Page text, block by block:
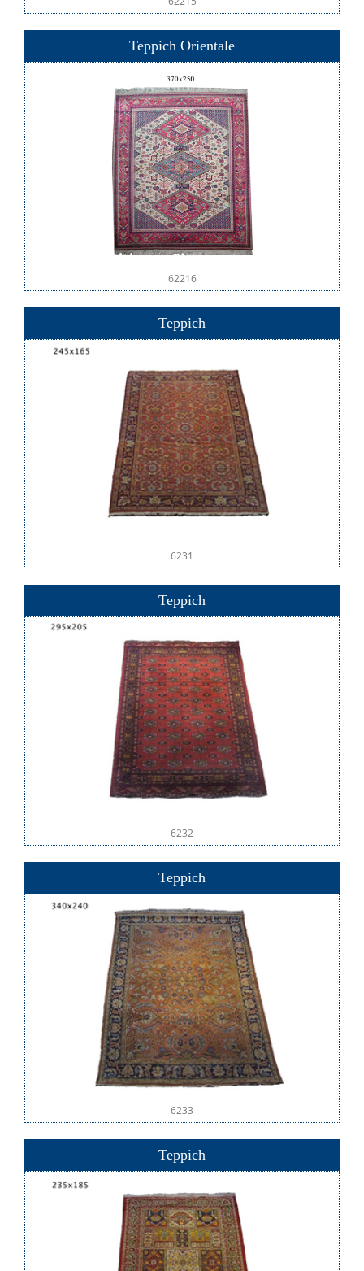
Teppich Orientale
62216
Teppich
6231
Teppich
6232
Teppich
6233
Teppich